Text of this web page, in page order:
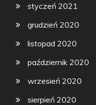
styczeń 2021
grudzień 2020
listopad 2020
październik 2020
wrzesień 2020
sierpień 2020